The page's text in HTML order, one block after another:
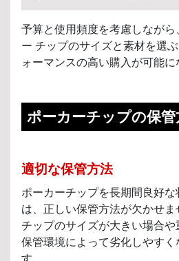
予算と使用頻度を考慮しなが
ー チップのサイズと素材を選
ォーマンスの高い購入が可能に
ポーカーチップの保管
適切な保管方法
ポーカーチップを長期間良好
は、正しい保管方法が欠かせ
チップのサイズが大きい場合や
保管環境によって劣化しやす
す。